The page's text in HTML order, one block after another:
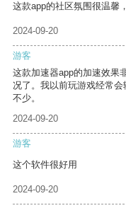
这款app的社区氛围很温馨
2024-09-20
游客
这款加速器app的加速效果
况了。我以前玩游戏经常
不少。
2024-09-20
游客
这个软件很好用
2024-09-20